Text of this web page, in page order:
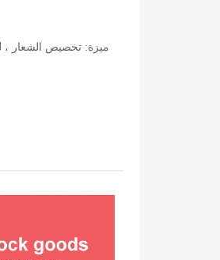
ميزة: تخصيص الشعار ،